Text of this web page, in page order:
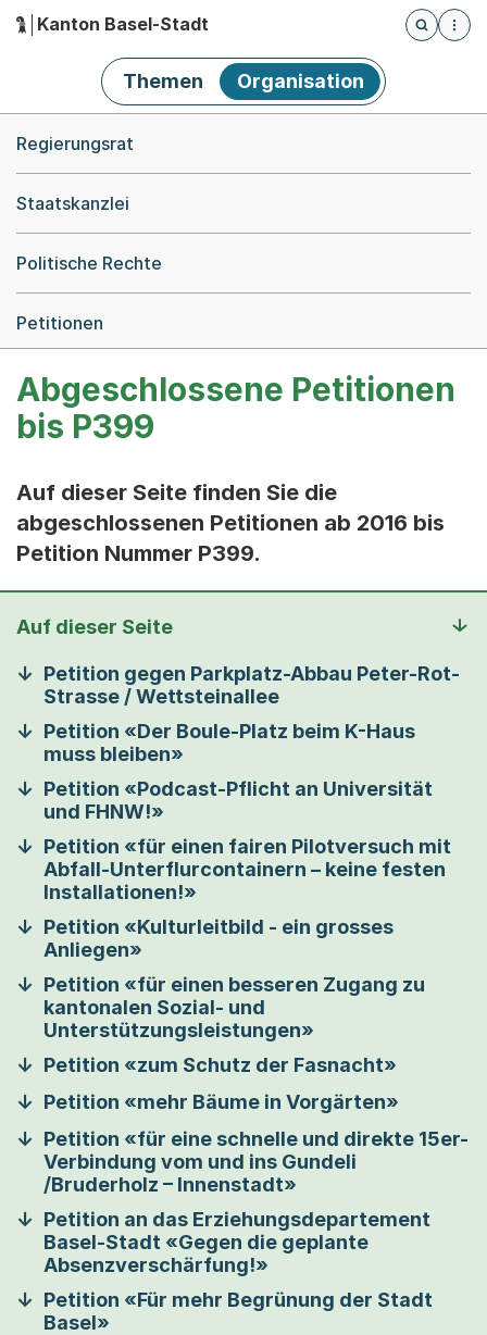
Hauptnavigation
Kanton Basel-Stadt
Öffnet
Themen Organisation
Regierungsrat
Staatskanzlei
Politische Rechte
Petitionen
Abgeschlossene Petitionen
bis P399
Auf dieser Seite finden Sie die
abgeschlossenen Petitionen ab 2016 bis
Petition Nummer P399.
Auf dieser Seite
Petition gegen Parkplatz-Abbau Peter-Rot-
Strasse / Wettsteinallee
Petition «Der Boule-Platz beim K-Haus
muss bleiben»
Petition «Podcast-Pflicht an Universität
und FHNW!»
Petition «für einen fairen Pilotversuch mit
Abfall-Unterflurcontainern – keine festen
Installationen!»
Petition «Kulturleitbild - ein grosses
Anliegen»
Petition «für einen besseren Zugang zu
kantonalen Sozial- und
Unterstützungsleistungen»
Petition «zum Schutz der Fasnacht»
Petition «mehr Bäume in Vorgärten»
Petition «für eine schnelle und direkte 15er-
Verbindung vom und ins Gundeli
/Bruderholz – Innenstadt»
Petition an das Erziehungsdepartement
Basel-Stadt «Gegen die geplante
Absenzverschärfung!»
Petition «Für mehr Begrünung der Stadt
Basel»